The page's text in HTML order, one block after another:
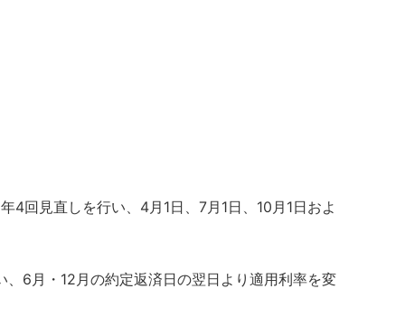
4回見直しを行い、4月1日、7月1日、10月1日およ
6月・12月の約定返済日の翌日より適用利率を変